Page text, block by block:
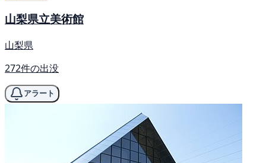
山梨県立美術館
山梨県
272件の出没
アラート